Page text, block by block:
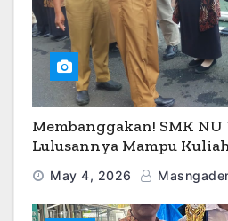
Membanggakan! SMK
Lulusannya Mampu
May 4, 2026